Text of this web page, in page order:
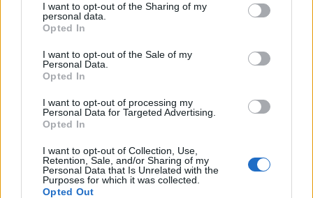
I want to opt-out of the Sharing of my
personal data.
Opted In
I want to opt-out of the Sale of my
Personal Data.
Opted In
I want to opt-out of processing my
Personal Data for Targeted Advertising.
Opted In
I want to opt-out of Collection, Use,
Retention, Sale, and/or Sharing of my
Personal Data that Is Unrelated with the
Purposes for which it was collected.
Opted Out
W Starożytnej Świątyni Małp można użyć złote
banany do odkrycia dostępu do roślin, zwierząt,
drzew, zwiększenia powierzchni, hodowli zwierząt,